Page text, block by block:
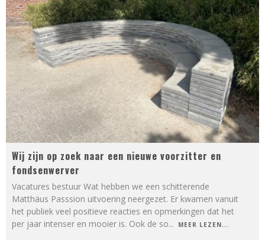
Wij zijn op zoek naar een nieuwe voorzitter en
fondsenwerver
Vacatures bestuur Wat hebben we een schitterende
Matthäus Passsion uitvoering neergezet. Er kwamen vanuit
het publiek veel positieve reacties en opmerkingen dat het
per jaar intenser en mooier is. Ook de so... MEER LEZEN...